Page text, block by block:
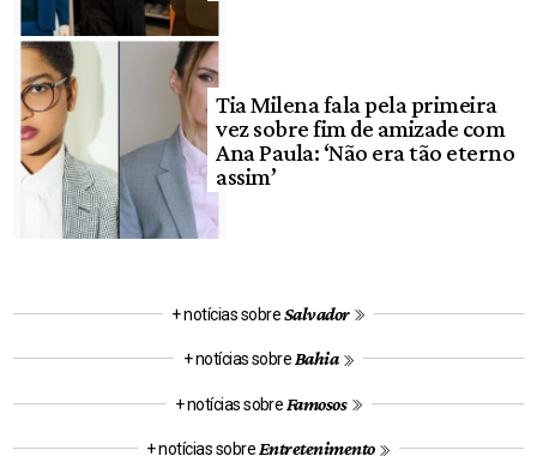
Tia Milena fala pela primeira
vez sobre fim de amizade com
Ana Paula: ‘Não era tão eterno
assim’
+ notícias sobreSalvador
+ notícias sobre Bahia
+ notícias sobre Famosos
+ notícias sobre Entretenimento